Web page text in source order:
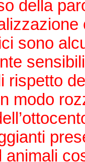
della
sono
rispetto
modo
animali